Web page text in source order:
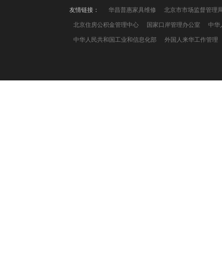
友情链接： 华昌普惠家具维修
北京市市场监督管理
北京住房公积金管理中心
国家口岸管理办公室
中华
中华人民共和国工业和信息化部
外国人来华工作管理